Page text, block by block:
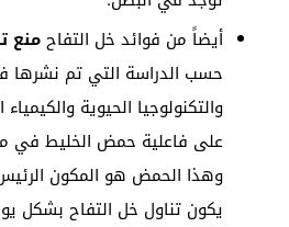
أيضاً من فوائد خل التفاحمنع
حسب الدراسة التي تم نشرها
والتكنولوجيا الحيوية
على فاعلية حمض الخليط في
وهذا الحمض هو المكون
يكون تناول خل التفاح بشكل